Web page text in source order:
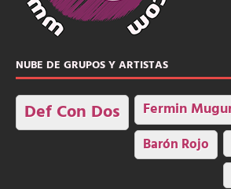
NUBE DE GRUPOS Y ARTISTAS
Def Con Dos Fermin
Barón Rojo